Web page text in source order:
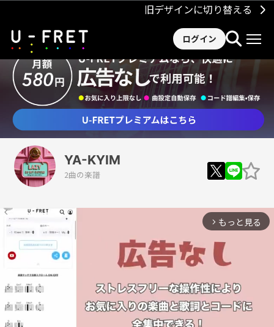
旧デザインに切り替える
ログイン
YA-KYIM
2曲の楽譜
arrow_forward_ios もっと見る